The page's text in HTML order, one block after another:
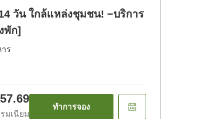
วัน ใกล้แหล่งชุมชน! −บริการ
พัก]
ร
มเนียม
ทำการจอง